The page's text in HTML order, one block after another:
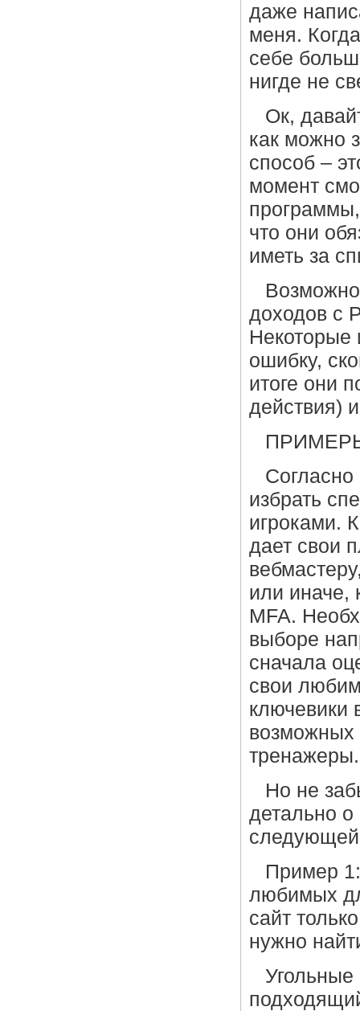
даже
меня.
себе
нигде не
Ок,
как можно
способ –
момент
что они
иметь за
доходов с
Некоторые
ошибку,
итоге они
действия)
избрать
игроками.
дает свои
или иначе,
MFA.
выборе
сначала
свои
ключевики
возможных
тренажеры.
Но не
детально
следующей
Пример
любимых
сайт
нужно